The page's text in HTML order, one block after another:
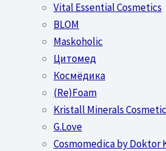
Vital Essential Cosmetics
BLOM
Maskoholic
Цитомед
Космёдика
(Re)Foam
Kristall Minerals
G.Love
Cosmomedica by Doktor